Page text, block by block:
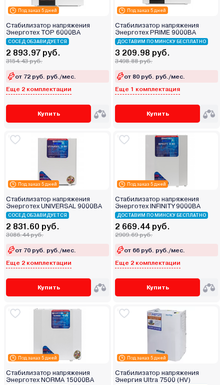
Под заказ 5 дней
Стабилизатор напряжения
Энерготех TOP 6000ВА
СОСЕД ОБЗАВИДУЕТСЯ
2 893.97 руб.
3154.43 руб.
от 72 руб. руб./мес.
Еще 2 комплектации
Купить
Под заказ 5 дней
Стабилизатор напряжения
Энерготех PRIME 9000ВА
ДОСТАВИМ ПО МИНСКУ БЕСПЛАТНО
3 209.98 руб.
3498.88 руб.
от 80 руб. руб./мес.
Еще 1 комплектация
Купить
Под заказ 5 дней
Стабилизатор напряжения
Энерготех UNIVERSAL 9000ВА
СОСЕД ОБЗАВИДУЕТСЯ
2 831.60 руб.
3086.44 руб.
от 70 руб. руб./мес.
Еще 2 комплектации
Купить
Под заказ 5 дней
Стабилизатор напряжения
Энерготех INFINITY 9000ВА
ДОСТАВИМ ПО МИНСКУ БЕСПЛАТНО
2 669.44 руб.
2909.69 руб.
от 66 руб. руб./мес.
Еще 2 комплектации
Купить
Под заказ 5 дней
Стабилизатор напряжения
Энерготех NORMA 15000ВА
Под заказ 5 дней
Стабилизатор напряжения
Энергия Ultra 7500 (HV)